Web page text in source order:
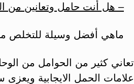
– هل أنت حامل وتعانين من
ماهي أفضل وسيلة للتخلص
تعاني كثير من الحوامل من
علامات الحمل الايجابية